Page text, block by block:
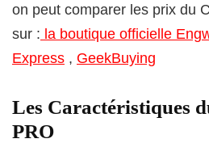
on peut comparer les prix du
sur : la boutique officielle
Express , GeekBuying
Les Caractéristiques
PRO